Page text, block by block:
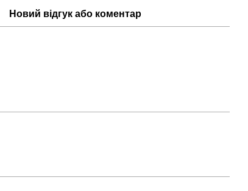
Новий відгук або коментар